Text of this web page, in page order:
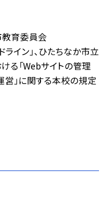
教育委員会
イン」、ひたちなか市立
る「Webサイトの管理
営」に関する本校の規定